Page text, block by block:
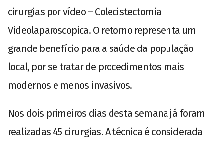
cirurgias por vídeo – Colecistectomia
Videolaparoscopica. O retorno representa um
grande benefício para a saúde da população
local, por se tratar de procedimentos mais
modernos e menos invasivos.
Nos dois primeiros dias desta semana já foram
realizadas 45 cirurgias. A técnica é considerada